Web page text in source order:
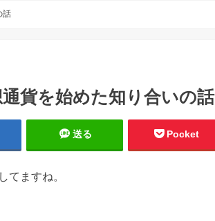
話
貨を始めた知り合いの話
送る Pocket
てますね。